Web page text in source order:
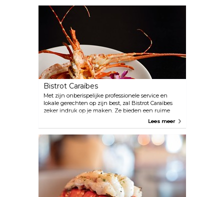
voorgerechten tot desserts. Het wordt aanbevolen
om een tafel te reserveren, aangezien het in het
restaurant meestal erg druk is.
Bistrot Caraïbes
Met zijn onberispelijke professionele service en
lokale gerechten op zijn best, zal Bistrot Caraïbes
zeker indruk op je maken. Ze bieden een ruime
keuze aan kreeftgerechten, zoals kreeft Thermidor,
kreeftensoep en gegrilde kreeft, dus zorg ervoor dat
je geen van hun specialiteiten mist. Hun rum met
gembersmaak zal de aangename afsluiting van je
Lees meer